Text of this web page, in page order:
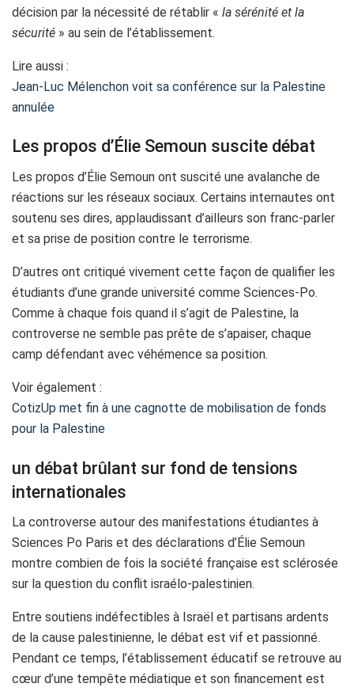
décision par la nécessité de rétablir « la sérénité et la
sécurité » au sein de l’établissement.
Lire aussi :
Jean-Luc Mélenchon voit sa conférence sur la Palestine
annulée
Les propos d’Élie Semoun suscite débat
Les propos d’Élie Semoun ont suscité une avalanche de
réactions sur les réseaux sociaux. Certains internautes ont
soutenu ses dires, applaudissant d’ailleurs son franc-parler
et sa prise de position contre le terrorisme.
D’autres ont critiqué vivement cette façon de qualifier les
étudiants d’une grande université comme Sciences-Po.
Comme à chaque fois quand il s’agit de Palestine, la
controverse ne semble pas prête de s’apaiser, chaque
camp défendant avec véhémence sa position.
Voir également :
CotizUp met fin à une cagnotte de mobilisation de fonds
pour la Palestine
un débat brûlant sur fond de tensions
internationales
La controverse autour des manifestations étudiantes à
Sciences Po Paris et des déclarations d’Élie Semoun
montre combien de fois la société française est sclérosée
sur la question du conflit israélo-palestinien.
Entre soutiens indéfectibles à Israël et partisans ardents
de la cause palestinienne, le débat est vif et passionné.
Pendant ce temps, l’établissement éducatif se retrouve au
cœur d’une tempête médiatique et son financement est